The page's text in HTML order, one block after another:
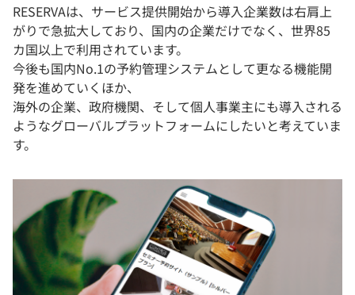
RESERVAは、サービス提供開始から導入企業数は右肩上
がりで急拡大しており、国内の企業だけでなく、世界85
カ国以上で利用されています。
今後も国内No.1の予約管理システムとして更なる機能開
発を進めていくほか、
海外の企業、政府機関、そして個人事業主にも導入される
ようなグローバルプラットフォームにしたいと考えていま
す。